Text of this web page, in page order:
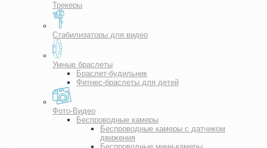
Трекеры
Стабилизаторы для видео
Умные браслеты
Браслет-будильник
Фитнес-браслеты для детей
Фото-Видео
Беспроводные камеры
Беспроводные камеры с датчиком
движения